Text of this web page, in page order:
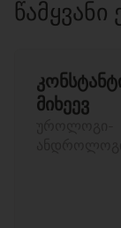
ᲬᲐᲛᲧᲕᲐᲜᲘ
მიხეევ